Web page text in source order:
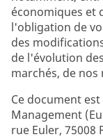
économiques et
l'obligation de
des
de l'évolution
marchés, de
Ce document
Management
rue Euler, 75008